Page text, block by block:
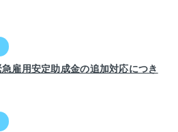
雇用安定助成金の追加対応につき